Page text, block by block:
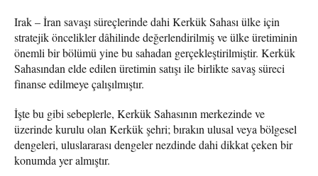
Irak – İran savaşı süreçlerinde dahi Kerkük Sahası ülke için
stratejik öncelikler dâhilinde değerlendirilmiş ve ülke üretiminin
önemli bir bölümü yine bu sahadan gerçekleştirilmiştir. Kerkük
Sahasından elde edilen üretimin satışı ile birlikte savaş süreci
finanse edilmeye çalışılmıştır.
İşte bu gibi sebeplerle, Kerkük Sahasının merkezinde ve
üzerinde kurulu olan Kerkük şehri; bırakın ulusal veya bölgesel
dengeleri, uluslararası dengeler nezdinde dahi dikkat çeken bir
konumda yer almıştır.